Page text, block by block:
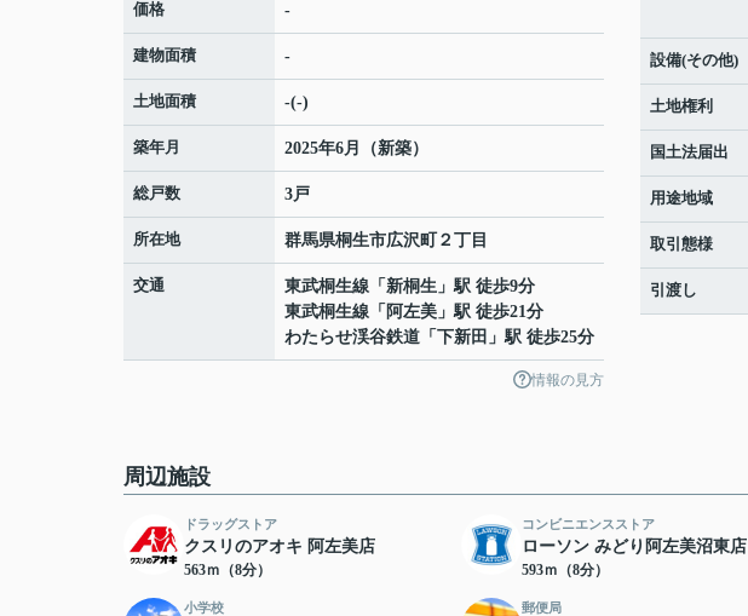
価格 -
建物面積 -
土地面積 -(-)
築年月 2025年6月（新築）
総戸数 3戸
所在地 群馬県桐生市広沢町 ２丁目
交通 東武桐生線 「 新桐生 」駅 徒歩9分
東武桐生線 「 阿左美 」駅 徒歩21分
わたらせ渓谷鉄道 「 下新田 」駅 徒歩25分
情報の見方
設備(その他)
土地権利
国土法届出
用途地域
取引態様
引渡し
周辺施設
ドラッグストア
クスリのアオキ 阿左美店
563ｍ（8分）
コンビニエンスストア
ローソン みどり阿左美沼東店
593ｍ（8分）
小学校 郵便局